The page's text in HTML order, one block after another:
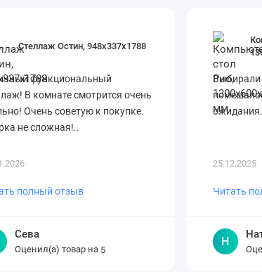
Стеллаж Остин, 948х337х1788
функциональный
В комнате смотрится очень
Очень советую к покупке.
не сложная!..
полный отзыв
Сева
Оценил(а) товар на 5
Выбирали
25.12.2025
Читать
Н